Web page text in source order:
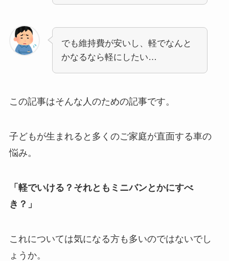
でも維持費が安いし、軽でなんと
かなるなら軽にしたい…
この記事はそんな人のための記事です。
子どもが生まれると多くのご家庭が直面する車の
悩み。
「軽でいける？それともミニバンとかにすべ
き？」
これについては気になる方も多いのではないでし
ょうか。